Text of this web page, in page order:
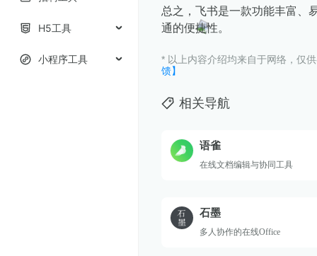
H5工具
小程序工具
总之，飞书是一款功能丰富、
通的便捷性。
* 以上内容介绍均来自于网络，仅
馈】
相关导航
语雀
在线文档编辑与协同工具
石墨
多人协作的在线Office